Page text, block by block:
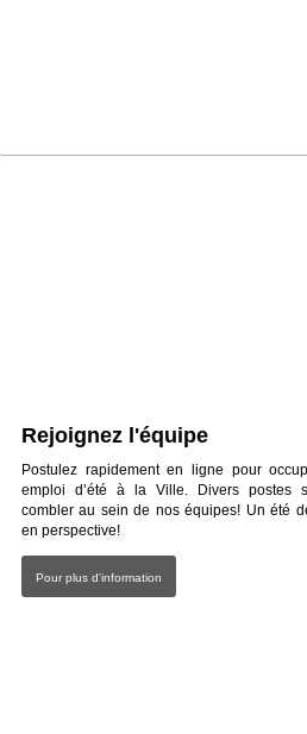
Rejoignez l'équipe
Postulez rapidement en ligne pour
emploi d’été à la Ville. Divers postes
combler au sein de nos équipes! Un été
en perspective!
Pour plus d'information